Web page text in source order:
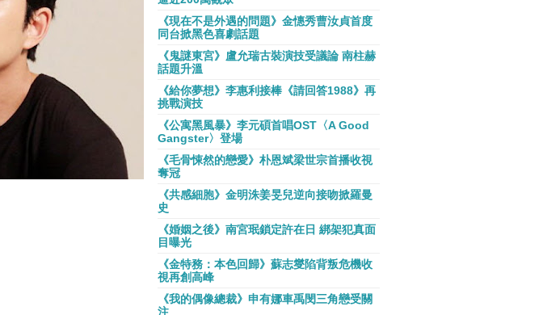
《現在不是外遇的問題》金憓秀曹汝貞首度
同台掀黑色喜劇話題
《鬼謎東宮》盧允瑞古裝演技受議論 南柱赫
話題升溫
《給你夢想》李惠利接棒《請回答1988》再
挑戰演技
《公寓黑風暴》李元碩首唱OST〈A Good
Gangster〉登場
《毛骨悚然的戀愛》朴恩斌梁世宗首播收視
奪冠
《共感細胞》金明洙姜旻兒逆向接吻掀羅曼
史
《婚姻之後》南宮珉鎖定許在日 綁架犯真面
目曝光
《金特務：本色回歸》蘇志燮陷背叛危機收
視再創高峰
《我的偶像總裁》申有娜車禹閔三角戀受關
注